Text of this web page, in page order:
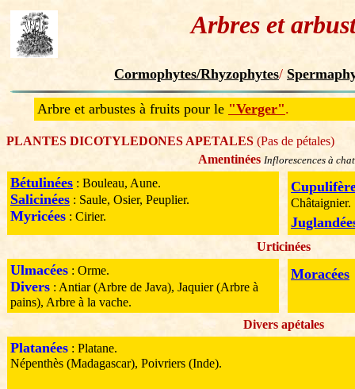
Arbres et
Cormophytes/Rhyzophytes/
Arbre et arbustes à fruits pour le "Verger".
PLANTES DICOTYLEDONES APETALES (Pas de pétales)
Amentinées Inflorescences à
Bétulinées : Bouleau, Aune.
Salicinées : Saule, Osier, Peuplier.
Myricées : Cirier.
Châtaignier.
Urticinées
Ulmacées : Orme.
Divers : Antiar (Arbre de Java), Jaquier (Arbre à
pains), Arbre à la vache.
Moracées
Divers apétales
Platanées : Platane.
Népenthès (Madagascar), Poivriers (Inde).